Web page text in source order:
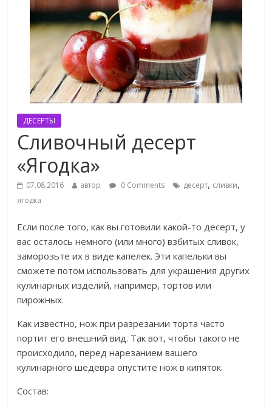
ДЕСЕРТЫ
Сливочный десерт
«Ягодка»
07.08.2016 автор 0 Comments десерт, сливки,
ягодка
Если после того, как вы готовили какой-то десерт, у
вас осталось немного (или много) взбитых сливок,
заморозьте их в виде капелек. Эти капельки вы
сможете потом использовать для украшения других
кулинарных изделий, например, тортов или
пирожных.
Как известно, нож при разрезании торта часто
портит его внешний вид. Так вот, чтобы такого не
происходило, перед нарезанием вашего
кулинарного шедевра опустите нож в кипяток.
Состав: